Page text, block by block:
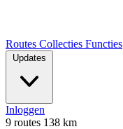
Routes Collecties Functies
Updates
Inloggen
9 routes 138 km